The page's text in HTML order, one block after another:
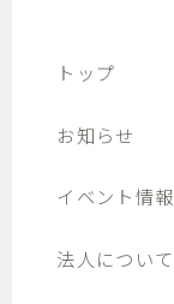
トップ
お知らせ
イベント情報
法人について